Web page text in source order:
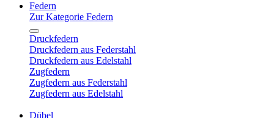
Federn
Zur Kategorie Federn
Druckfedern
Druckfedern aus Federstahl
Druckfedern aus Edelstahl
Zugfedern
Zugfedern aus Federstahl
Zugfedern aus Edelstahl
Dübel